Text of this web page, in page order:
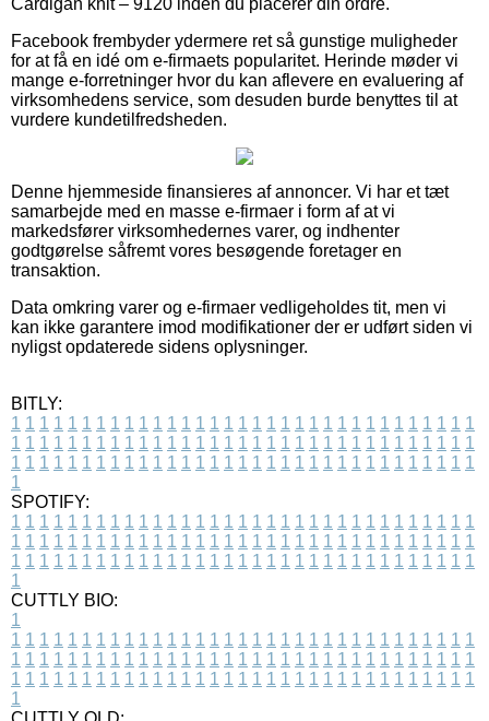
Facebook frembyder ydermere ret så gunstige muligheder
for at få en idé om e-firmaets popularitet. Herinde møder vi
mange e-forretninger hvor du kan aflevere en evaluering af
virksomhedens service, som desuden burde benyttes til at
vurdere kundetilfredsheden.
Denne hjemmeside finansieres af annoncer. Vi har et tæt
samarbejde med en masse e-firmaer i form af at vi
markedsfører virksomhedernes varer, og indhenter
godtgørelse såfremt vores besøgende foretager en
transaktion.
Data omkring varer og e-firmaer vedligeholdes tit, men vi
kan ikke garantere imod modifikationer der er udført siden vi
nyligst opdaterede sidens oplysninger.
BITLY:
1 1 1 1 1 1 1 1 1 1 1 1 1 1 1 1 1 1 1 1 1 1 1 1 1 1 1 1 1 1 1 1 1
1 1 1 1 1 1 1 1 1 1 1 1 1 1 1 1 1 1 1 1 1 1 1 1 1 1 1 1 1 1 1 1 1
1 1 1 1 1 1 1 1 1 1 1 1 1 1 1 1 1 1 1 1 1 1 1 1 1 1 1 1 1 1 1 1 1
1
SPOTIFY:
1 1 1 1 1 1 1 1 1 1 1 1 1 1 1 1 1 1 1 1 1 1 1 1 1 1 1 1 1 1 1 1 1
1 1 1 1 1 1 1 1 1 1 1 1 1 1 1 1 1 1 1 1 1 1 1 1 1 1 1 1 1 1 1 1 1
1 1 1 1 1 1 1 1 1 1 1 1 1 1 1 1 1 1 1 1 1 1 1 1 1 1 1 1 1 1 1 1 1
1
CUTTLY BIO:
1
1 1 1 1 1 1 1 1 1 1 1 1 1 1 1 1 1 1 1 1 1 1 1 1 1 1 1 1 1 1 1 1 1
1 1 1 1 1 1 1 1 1 1 1 1 1 1 1 1 1 1 1 1 1 1 1 1 1 1 1 1 1 1 1 1 1
1 1 1 1 1 1 1 1 1 1 1 1 1 1 1 1 1 1 1 1 1 1 1 1 1 1 1 1 1 1 1 1 1
1